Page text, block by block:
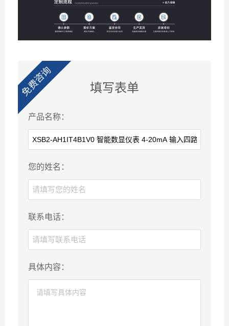
免费咨询 填写表单
产品名称：
您的姓名：
联系电话：
具体内容：